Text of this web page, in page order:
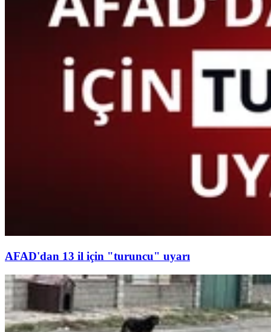
AFAD'dan 13 il için "turuncu" uyarı